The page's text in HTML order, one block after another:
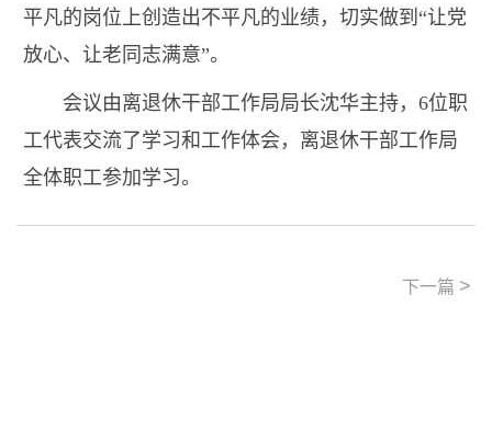
平凡的岗位上创造出不平凡的业绩，切实做到“让党
放心、让老同志满意”。
会议由离退休干部工作局局长沈华主持， 6位职
工代表交流了学习和工作体会，离退休干部工作局
全体职工参加学习。
下一篇 >